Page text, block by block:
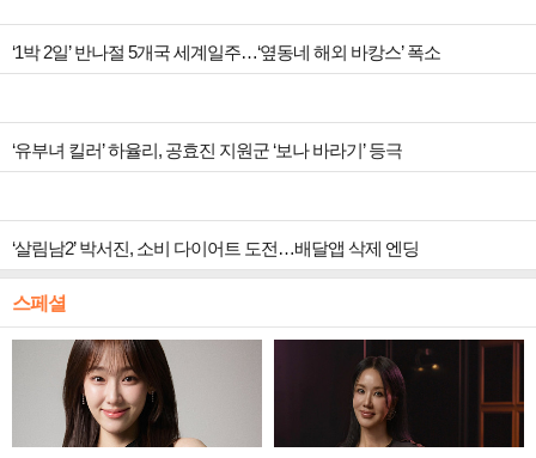
‘1박 2일’ 반나절 5개국 세계일주…‘옆동네 해외 바캉스’ 폭소
‘유부녀 킬러’ 하율리, 공효진 지원군 ‘보나 바라기’ 등극
‘살림남2’ 박서진, 소비 다이어트 도전…배달앱 삭제 엔딩
스페셜